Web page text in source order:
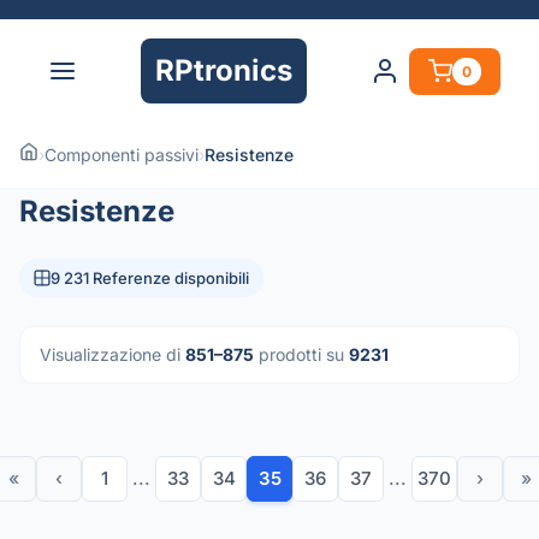
RPtronics 0
›Componenti passivi›Resistenze
Resistenze
9 231 Referenze disponibili
Visualizzazione di 851–875 prodotti su 9231
« ‹ 1 ... 33 34 35 36 37 ... 370 › »